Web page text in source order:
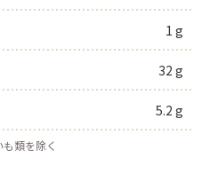
1 g
32 g
5.2 g
類を除く